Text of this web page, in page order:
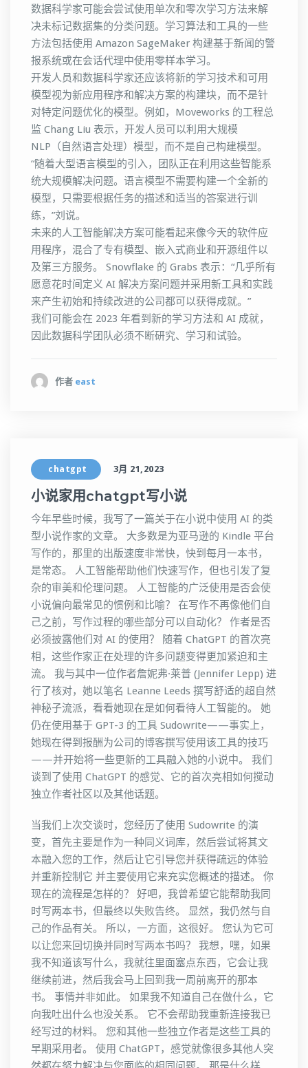
数据科学家可能会尝试使用单次和零次学习方法来解
决未标记数据集的分类问题。学习算法和工具的一些
方法包括使用 Amazon SageMaker 构建基于新闻的警
报系统或在会话代理中使用零样本学习。
开发人员和数据科学家还应该将新的学习技术和可用
模型视为新应用程序和解决方案的构建块，而不是针
对特定问题优化的模型。例如，Moveworks 的工程总
监 Chang Liu 表示，开发人员可以利用大规模
NLP（自然语言处理）模型，而不是自己构建模型。
“随着大型语言模型的引入，团队正在利用这些智能系
统大规模解决问题。语言模型不需要构建一个全新的
模型，只需要根据任务的描述和适当的答案进行训
练，”刘说。
未来的人工智能解决方案可能看起来像今天的软件应
用程序，混合了专有模型、嵌入式商业和开源组件以
及第三方服务。 Snowflake 的 Grabs 表示：“几乎所有
愿意花时间定义 AI 解决方案问题并采用新工具和实践
来产生初始和持续改进的公司都可以获得成就。”
我们可能会在 2023 年看到新的学习方法和 AI 成就，
因此数据科学团队必须不断研究、学习和试验。
作者 east
chatgpt 3月 21,2023
小说家用chatgpt写小说
今年早些时候，我写了一篇关于在小说中使用 AI 的类
型小说作家的文章。 大多数是为亚马逊的 Kindle 平台
写作的，那里的出版速度非常快，快到每月一本书，
是常态。 人工智能帮助他们快速写作，但也引发了复
杂的审美和伦理问题。 人工智能的广泛使用是否会使
小说偏向最常见的惯例和比喻？ 在写作不再像他们自
己之前，写作过程的哪些部分可以自动化？ 作者是否
必须披露他们对 AI 的使用？ 随着 ChatGPT 的首次亮
相，这些作家正在处理的许多问题变得更加紧迫和主
流。 我与其中一位作者詹妮弗·莱普 (Jennifer Lepp) 进
行了核对，她以笔名 Leanne Leeds 撰写舒适的超自然
神秘子流派，看看她现在是如何看待人工智能的。 她
仍在使用基于 GPT-3 的工具 Sudowrite——事实上，
她现在得到报酬为公司的博客撰写使用该工具的技巧
——并开始将一些更新的工具融入她的小说中。 我们
谈到了使用 ChatGPT 的感觉、它的首次亮相如何搅动
独立作者社区以及其他话题。
当我们上次交谈时，您经历了使用 Sudowrite 的演
变，首先主要是作为一种同义词库，然后尝试将其文
本融入您的工作，然后让它引导您并获得疏远的体验
并重新控制它 并主要使用它来充实您概述的描述。 你
现在的流程是怎样的？ 好吧，我曾希望它能帮助我同
时写两本书，但最终以失败告终。 显然，我仍然与自
己的作品有关。 所以，一方面，这很好。 您认为它可
以让您来回切换并同时写两本书吗？ 我想，嘿，如果
我不知道该写什么，我就往里面塞点东西，它会让我
继续前进，然后我会马上回到我一周前离开的那本
书。 事情并非如此。 如果我不知道自己在做什么，它
向我吐出什么也没关系。 它不会帮助我重新连接我已
经写过的材料。 您和其他一些独立作者是这些工具的
早期采用者。 使用 ChatGPT，感觉就像很多其他人突